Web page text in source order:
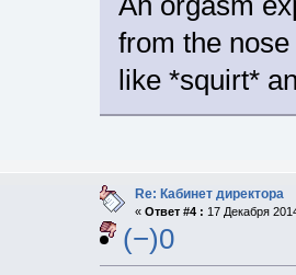
from the
like *squirt*
Re: Кабинет директора
« Ответ #4 : 17 Декабря
(−)0